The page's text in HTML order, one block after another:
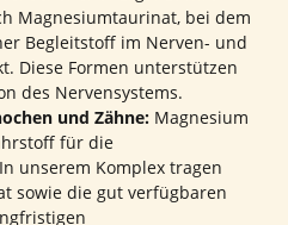
Magnesiumtaurinat, bei dem
Begleitstoff im Nerven- und
Diese Formen unterstützen
des Nervensystems.
und Zähne: Magnesium
für die
unserem Komplex tragen
sowie die gut verfügbaren